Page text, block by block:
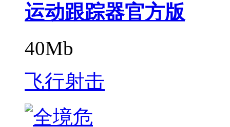
运动跟踪器官方版
40Mb
飞行射击